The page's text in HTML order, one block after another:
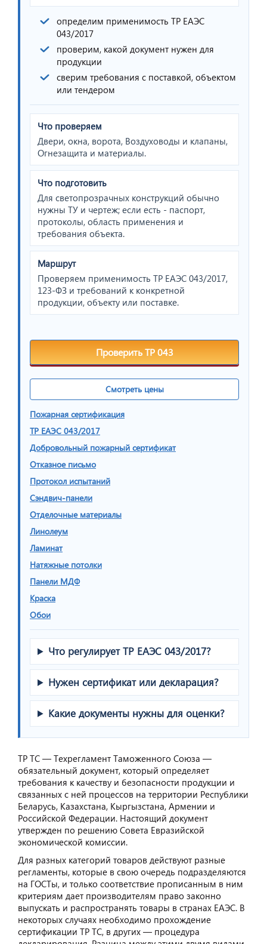
определим применимость ТР ЕАЭС
043/2017
проверим, какой документ нужен для
продукции
сверим требования с поставкой, объектом
или тендером
Что проверяем
Двери, окна, ворота, Воздуховоды и клапаны,
Огнезащита и материалы.
Что подготовить
Для светопрозрачных конструкций обычно
нужны ТУ и чертеж; если есть - паспорт,
протоколы, область применения и
требования объекта.
Маршрут
Проверяем применимость ТР ЕАЭС 043/2017,
123-ФЗ и требований к конкретной
продукции, объекту или поставке.
Проверить ТР 043
Смотреть цены
Пожарная сертификация
ТР ЕАЭС 043/2017
Добровольный пожарный сертификат
Отказное письмо
Протокол испытаний
Сэндвич-панели
Отделочные материалы
Линолеум
Ламинат
Натяжные потолки
Панели МДФ
Краска
Обои
Что регулирует ТР ЕАЭС 043/2017?
Нужен сертификат или декларация?
Какие документы нужны для оценки?
ТР ТС — Техрегламент Таможенного Союза —
обязательный документ, который определяет
требования к качеству и безопасности продукции и
связанных с ней процессов на территории Республики
Беларусь, Казахстана, Кыргызстана, Армении и
Российской Федерации. Настоящий документ
утвержден по решению Совета Евразийской
экономической комиссии.
Для разных категорий товаров действуют разные
регламенты, которые в свою очередь подразделяются
на ГОСТы, и только соответствие прописанным в ним
критериям дает производителям право законно
выпускать и распространять товары в странах ЕАЭС. В
некоторых случаях необходимо прохождение
сертификации ТР ТС, в других — процедура